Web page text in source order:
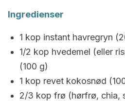
Ingredienser
1 kop instant havregryn
1/2 kop hvedemel (eller
(100 g)
1 kop revet kokosnød
2/3 kop frø (hørfrø, chia,